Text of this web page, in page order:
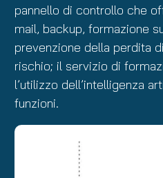
pannello di controllo che
mail, backup, formazione
prevenzione della perdita
rischio; il servizio di
l’utilizzo dell’intelligenza
funzioni.